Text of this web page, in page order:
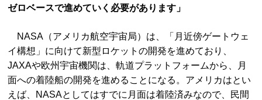
ゼロベースで進めていく必要があります」
NASA（アメリカ航空宇宙局）は、「月近傍ゲートウェ
イ構想」に向けて新型ロケットの開発を進めており、
JAXAや欧州宇宙機関は、軌道プラットフォームから、月
面への着陸船の開発を進めることになる。アメリカはとい
えば、NASAとしてはすでに月面は着陸済みなので、民間